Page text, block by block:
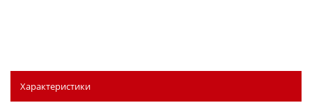
Характеристики